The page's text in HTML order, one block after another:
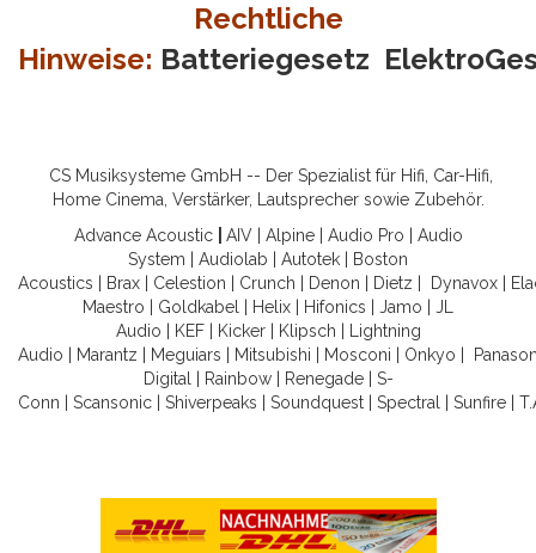
Rechtliche
Hinweise: Batteriegesetz
CS Musiksysteme GmbH -- Der Spezialist für Hifi, Car-Hifi,
Home Cinema, Verstärker, Lautsprecher sowie Zubehör.
Advance Acoustic
AIV| Alpine| Audio Pro
Audio
System
Audiolab Autotek
Boston
Acoustics
Brax Celestion Crunch Denon Dietz Dynavox
Maestro
Goldkabel Helix Hifonics Jamo
JL
Audio
KEF| Kicker| Klipsch
Lightning
Audio
Marantz Meguiars Mitsubishi Mosconi Onkyo
Digital
Rainbow| Renegade| S-
Conn
Scansonic Shiverpeaks Soundquest Spectral Sunfire